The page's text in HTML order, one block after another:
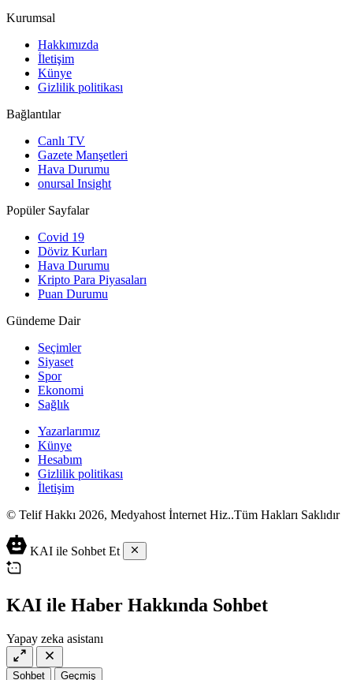
Kurumsal
Hakkımızda
İletişim
Künye
Gizlilik politikası
Bağlantılar
Canlı TV
Gazete Manşetleri
Hava Durumu
onursal Insight
Popüler Sayfalar
Covid 19
Döviz Kurları
Hava Durumu
Kripto Para Piyasaları
Puan Durumu
Gündeme Dair
Seçimler
Siyaset
Spor
Ekonomi
Sağlık
Yazarlarımız
Künye
Hesabım
Gizlilik politikası
İletişim
© Telif Hakkı 2026, Medyahost İnternet Hiz..Tüm Hakları Saklıdır
casino
siteleri
casino
2023
lordcasino
canlı
casino
siteleri
iyi
casino
vdcasino
vdcasino
giriş
ev
yapımı
salça
KAI ile Sohbet Et
KAI ile Haber Hakkında Sohbet
Yapay zeka asistanı
Sohbet Geçmiş